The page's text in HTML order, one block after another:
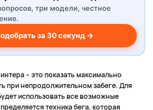
три модели, честное
за 30 секунд →
– это показать максимально
при непродолжительном забеге. Для
использовать все возможные
техника бега, которая